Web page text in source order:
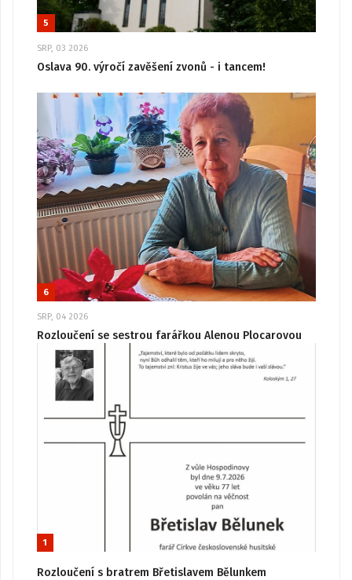
5
SRP, 03 2026
Oslava 90. výročí zavěšení zvonů - i tancem!
6
SRP, 04 2026
Rozloučení se sestrou farářkou Alenou Plocarovou
1
Rozloučení s bratrem Břetislavem Bělunkem